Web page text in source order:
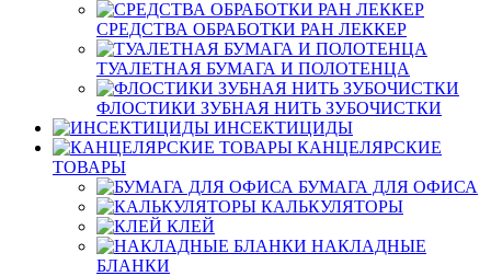
СРЕДСТВА ОБРАБОТКИ РАН ЛЕККЕР
ТУАЛЕТНАЯ БУМАГА И ПОЛОТЕНЦА
ФЛОСТИКИ ЗУБНАЯ НИТЬ ЗУБОЧИСТКИ
ИНСЕКТИЦИДЫ
КАНЦЕЛЯРСКИЕ
ТОВАРЫ
БУМАГА ДЛЯ ОФИСА
КАЛЬКУЛЯТОРЫ
КЛЕЙ
НАКЛАДНЫЕ
БЛАНКИ